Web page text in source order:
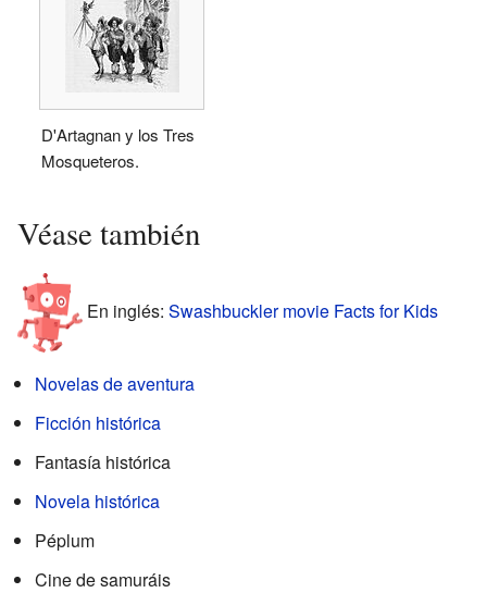
D'Artagnan y los Tres
Mosqueteros.
Véase también
En inglés: Swashbuckler movie Facts for Kids
Novelas de aventura
Ficción histórica
Fantasía histórica
Novela histórica
Péplum
Cine de samuráis